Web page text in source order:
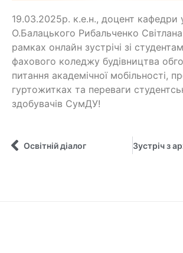
19.03.2025р. к.е.н., доцент кафедри
О.Балацького Рибальченко
рамках онлайн зустрічі зі
фахового коледжу будівництва
питання академічної мобільності,
гуртожитках та переваги
здобувачів СумДУ!
Освітній діалог